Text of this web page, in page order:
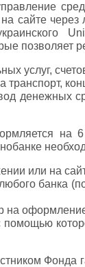
сайте через
позволяет
услуг,
транспорт,
денежных
или на
банка
на
помощью
Фонда